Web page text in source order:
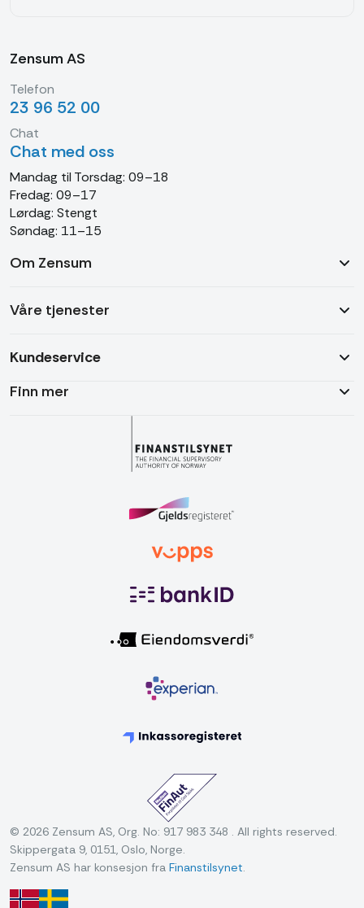
Kundeservice
Finn mer
Våre tjenester
Zensum AS
Telefon
23 96 52 00
Chat
Chat med oss
Mandag til Torsdag: 09–18
Fredag: 09–17
Lørdag: Stengt
Søndag: 11–15
Om Zensum
© 2026 Zensum AS, Org. No: 917 983 348 . All rights reserved.
Skippergata 9, 0151, Oslo, Norge.
Zensum AS har konsesjon fra Finanstilsynet.